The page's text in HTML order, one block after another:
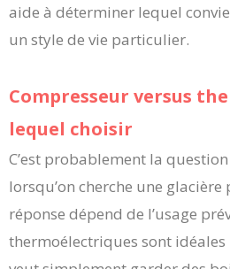
aide à déterminer lequel
un style de vie particulier.
Compresseur versus
lequel choisir
C’est probablement la
lorsqu’on cherche une
réponse dépend de l’usage
thermoélectriques sont